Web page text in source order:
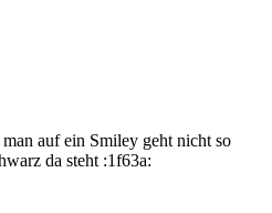
auf ein Smiley geht nicht so
da steht :1f63a: